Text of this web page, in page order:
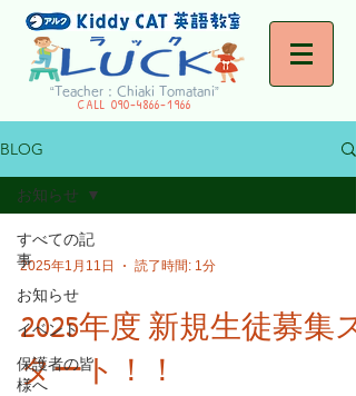
“Teacher : Chiaki Tomatani”
CALL 090-4866-1966
BLOG
すべての記
事
お知らせ
イベント
保護者の皆
様へ
お知らせ
2025年1月11日 読了時間: 1分
2025年度 新規生徒募集ス
タート！！